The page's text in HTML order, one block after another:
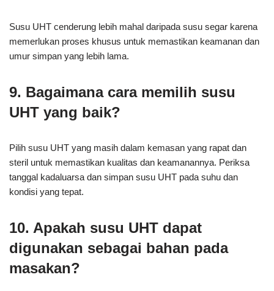
Susu UHT cenderung lebih mahal daripada susu segar karena
memerlukan proses khusus untuk memastikan keamanan dan
umur simpan yang lebih lama.
9. Bagaimana cara memilih susu
UHT yang baik?
Pilih susu UHT yang masih dalam kemasan yang rapat dan
steril untuk memastikan kualitas dan keamanannya. Periksa
tanggal kadaluarsa dan simpan susu UHT pada suhu dan
kondisi yang tepat.
10. Apakah susu UHT dapat
digunakan sebagai bahan pada
masakan?